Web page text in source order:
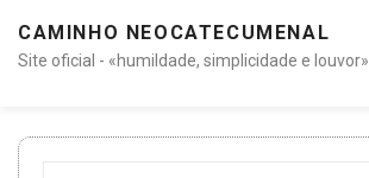
CAMINHO NEOCATECUMENAL
Site oficial - «humildade, simplicidade e louvor»